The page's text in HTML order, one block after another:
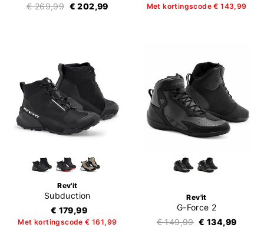
€ 269,99 € 202,99 Met kortingscode € 143,99
Rev'it
Subduction
€ 179,99
Met kortingscode € 161,99
Rev'it
G-Force 2
€ 149,99 € 134,99